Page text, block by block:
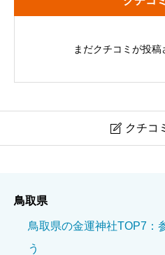
まだクチコミが投稿
 クチコ
鳥取県
鳥取県の金運神社TOP7：
う